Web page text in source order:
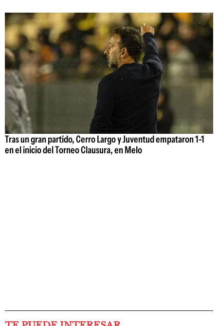
Tras un gran partido, Cerro Largo y Juventud empataron 1-1
en el inicio del Torneo Clausura, en Melo